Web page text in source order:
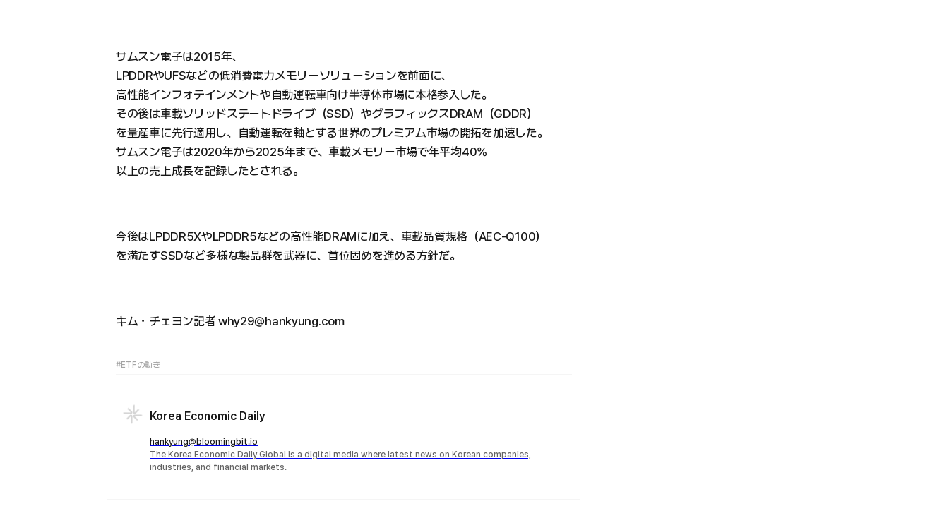
サムスン電子は2015年、
LPDDRやUFSなどの低消費電力メモリーソリューションを前面に、
高性能インフォテインメントや自動運転車向け半導体市場に本格参入した。
その後は車載ソリッドステートドライブ（SSD）やグラフィックスDRAM（GDDR）
を量産車に先行適用し、自動運転を軸とする世界のプレミアム市場の開拓を加速した。
サムスン電子は2020年から2025年まで、車載メモリー市場で年平均40%
以上の売上成長を記録したとされる。
今後はLPDDR5XやLPDDR5などの高性能DRAMに加え、車載品質規格（AEC-Q100）
を満たすSSDなど多様な製品群を武器に、首位固めを進める方針だ。
キム・チェヨン記者 why29@hankyung.com
#ETFの動き
Korea Economic Daily
hankyung@bloomingbit.io
The Korea Economic Daily Global is a digital media where latest news on Korean companies,
industries, and financial markets.